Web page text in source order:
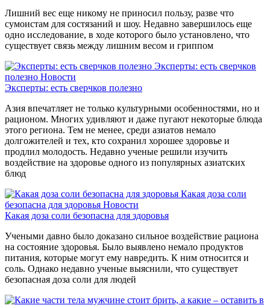
Лишний вес еще никому не приносил пользу, разве что
сумоистам для состязаний и шоу. Недавно завершилось еще
одно исследование, в ходе которого было установлено, что
существует связь между лишним весом и гриппом
Эксперты: есть сверчков
полезно Новости
Эксперты: есть сверчков полезно
Азия впечатляет не только культурными особенностями, но и
рационом. Многих удивляют и даже пугают некоторые блюда
этого региона. Тем не менее, среди азиатов немало
долгожителей и тех, кто сохранил хорошее здоровье и
продлил молодость. Недавно ученые решили изучить
воздействие на здоровье одного из популярных азиатских
блюд
Какая доза соли
безопасна для здоровья Новости
Какая доза соли безопасна для здоровья
Учеными давно было доказано сильное воздействие рациона
на состояние здоровья. Было выявлено немало продуктов
питания, которые могут ему навредить. К ним относится и
соль. Однако недавно ученые выяснили, что существует
безопасная доза соли для людей